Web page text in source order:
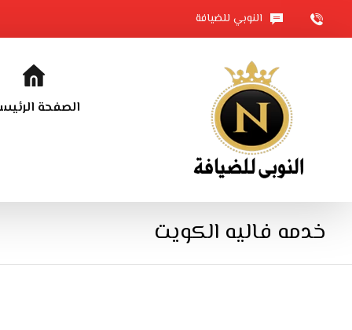
النوبي للضيافة
الصفحة
خدمه فاليه الكويت